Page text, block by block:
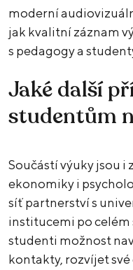
moderní
jak kvalitní záznam
s pedagogy a
Jaké další
studentům
Součástí výuky jsou i
ekonomiky i
síť partnerství s
institucemi po celém
studenti možnost
kontakty, rozvíjet